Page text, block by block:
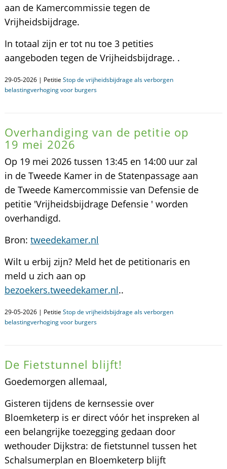
aan de Kamercommissie tegen de
Vrijheidsbijdrage.
In totaal zijn er tot nu toe 3 petities
aangeboden tegen de Vrijheidsbijdrage. .
29-05-2026 | Petitie Stop de vrijheidsbijdrage als verborgen
belastingverhoging voor burgers
Overhandiging van de petitie op
19 mei 2026
Op 19 mei 2026 tussen 13:45 en 14:00 uur zal
in de Tweede Kamer in de Statenpassage aan
de Tweede Kamercommissie van Defensie de
petitie 'Vrijheidsbijdrage Defensie ' worden
overhandigd.
Bron: tweedekamer.nl
Wilt u erbij zijn? Meld het de petitionaris en
meld u zich aan op
bezoekers.tweedekamer.nl..
29-05-2026 | Petitie Stop de vrijheidsbijdrage als verborgen
belastingverhoging voor burgers
De Fietstunnel blijft!
Goedemorgen allemaal,
Gisteren tijdens de kernsessie over
Bloemketerp is er direct vóór het inspreken al
een belangrijke toezegging gedaan door
wethouder Dijkstra: de fietstunnel tussen het
Schalsumerplan en Bloemketerp blijft